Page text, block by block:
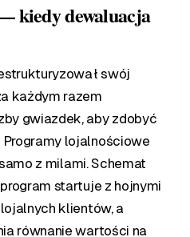
kiedy dewaluacja
swój
każdym razem
gwiazdek, aby zdobyć
lojalnościowe
z milami. Schemat
startuje z hojnymi
klientów, a
równanie wartości na